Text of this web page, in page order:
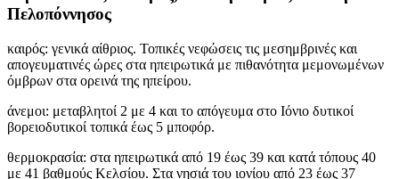
Πελοπόννησος
καιρός: γενικά αίθριος. Τοπικές νεφώσεις τις μεσημβρινές και
απογευματινές ώρες στα ηπειρωτικά με πιθανότητα μεμονωμένων
όμβρων στα ορεινά της ηπείρου.
άνεμοι: μεταβλητοί 2 με 4 και το απόγευμα στο Ιόνιο δυτικοί
βορειοδυτικοί τοπικά έως 5 μποφόρ.
θερμοκρασία: στα ηπειρωτικά από 19 έως 39 και κατά τόπους 40
με 41 βαθμούς Κελσίου. Στα νησιά του ιονίου από 23 έως 37